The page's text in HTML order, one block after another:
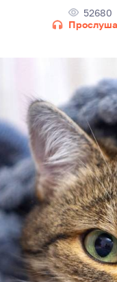
52680